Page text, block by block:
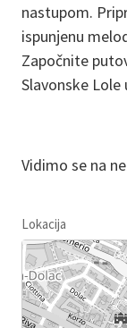
nastupom.
ispunjenu
Započnite
Slavonske Lole
Vidimo se na
Lokacija